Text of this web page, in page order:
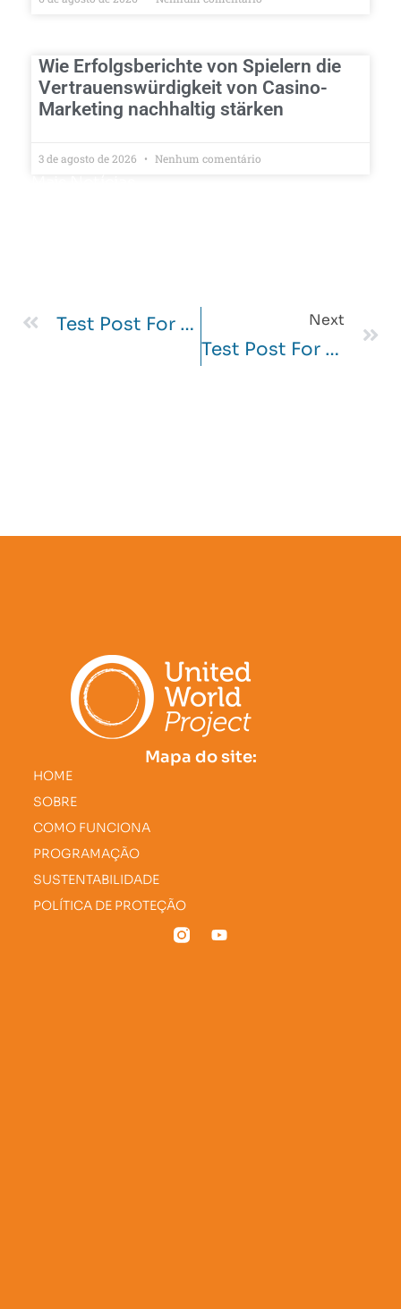
Wie Erfolgsberichte von Spielern die
Vertrauenswürdigkeit von Casino-
Marketing nachhaltig stärken
3 de agosto de 2026 Nenhum comentário
Test Post For WordPress Next
Test Post For WordPress
Mapa do site:
HOME
SOBRE
COMO FUNCIONA
PROGRAMAÇÃO
SUSTENTABILIDADE
POLÍTICA DE PROTEÇÃO